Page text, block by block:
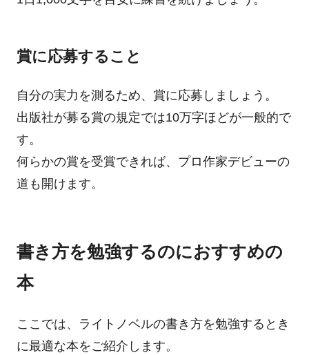
賞に応募すること
自分の実力を測るため、賞に応募しましょう。
出版社が募る賞の規定では10万字ほどが一般的で
す。
何らかの賞を受賞できれば、プロ作家デビューの
道も開けます。
書き方を勉強するのにおすすめの
本
ここでは、ライトノベルの書き方を勉強するとき
に最適な本をご紹介します。